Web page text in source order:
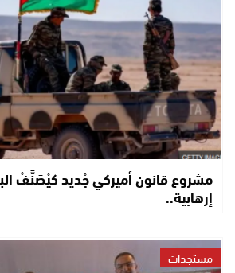
مشروع قانون أميركي جْديد كَيْصَنَّفْ
إرهابية..
مستجدات